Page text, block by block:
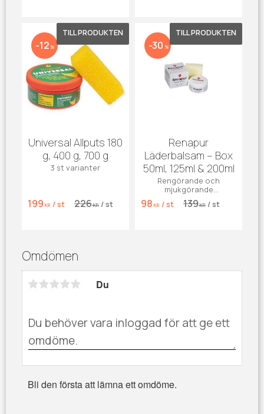
Omdömen
Du
Bli den första att lämna ett omdöme.
Universal Allputs 180
g, 400 g, 700 g
3 st varianter
199 KR /st 226KR /st
12 % Lägg till i favoriter
Renapur
Läderbalsam – Box
50ml, 125ml & 200ml
Rengörande och
mjukgörande
läderbalsam som
impregnerar, ger blank
98 KR /st 139KR /st
30 % Lägg till